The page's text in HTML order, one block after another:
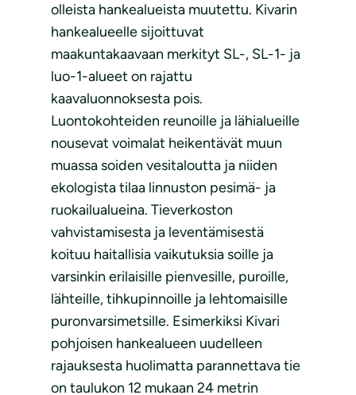
olleista hankealueista muutettu. Kivarin
hankealueelle sijoittuvat
maakuntakaavaan merkityt SL-, SL-1- ja
luo-1-alueet on rajattu
kaavaluonnoksesta pois.
Luontokohteiden reunoille ja lähialueille
nousevat voimalat heikentävät muun
muassa soiden vesitaloutta ja niiden
ekologista tilaa linnuston pesimä- ja
ruokailualueina. Tieverkoston
vahvistamisesta ja leventämisestä
koituu haitallisia vaikutuksia soille ja
varsinkin erilaisille pienvesille, puroille,
lähteille, tihkupinnoille ja lehtomaisille
puronvarsimetsille. Esimerkiksi Kivari
pohjoisen hankealueen uudelleen
rajauksesta huolimatta parannettava tie
on taulukon 12 mukaan 24 metrin